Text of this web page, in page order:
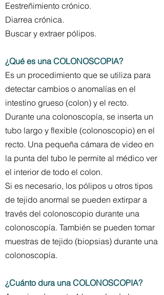
Eestreñimiento crónico.
Diarrea crónica.
Buscar y extraer pólipos.
¿Qué es una COLONOSCOPIA?
Es un procedimiento que se utiliza para
detectar cambios o anomalías en el
intestino grueso (colon) y el recto.
Durante una colonoscopía, se inserta un
tubo largo y flexible (colonoscopio) en el
recto. Una pequeña cámara de video en
la punta del tubo le permite al médico ver
el interior de todo el colon.
Si es necesario, los pólipos u otros tipos
de tejido anormal se pueden extirpar a
través del colonoscopio durante una
colonoscopía. También se pueden tomar
muestras de tejido (biopsias) durante una
colonoscopía.
¿Cuánto dura una COLONOSCOPIA?